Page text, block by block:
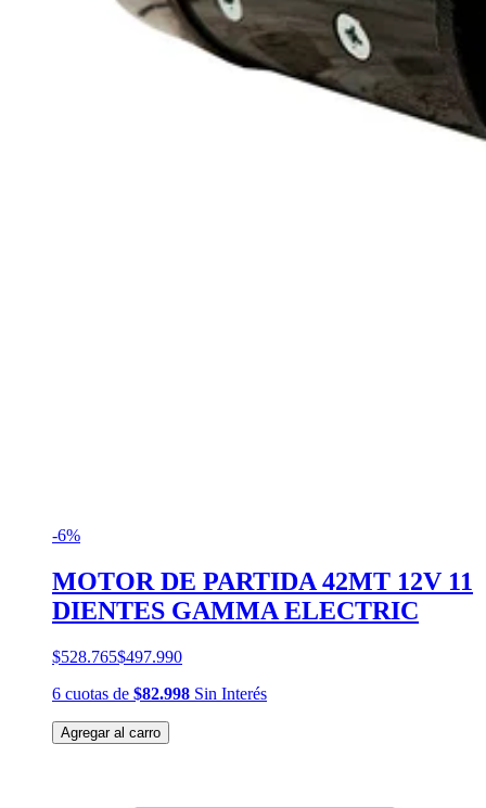
-6%
MOTOR DE PARTIDA 42MT 12V 11
DIENTES GAMMA ELECTRIC
$528.765$497.990
6 cuotas de $82.998 Sin Interés
Agregar al carro